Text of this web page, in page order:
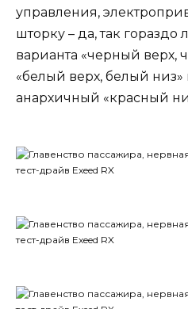
управления,
шторку – да, так
варианта «черный верх,
«белый верх, белый
анархичный «красный